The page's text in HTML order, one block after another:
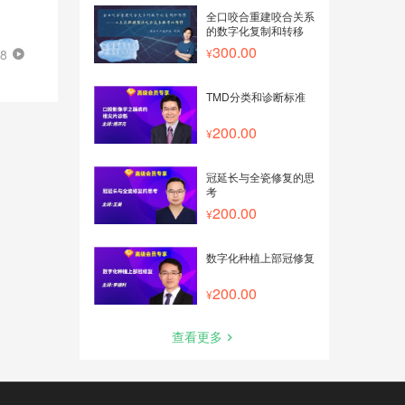
全口咬合重建咬合关系
的数字化复制和转移
300.00
TMD分类和诊断标准
200.00
冠延长与全瓷修复的思
考
200.00
数字化种植上部冠修复
200.00
查看更多